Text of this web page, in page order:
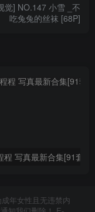
觉] NO.147 小雪 _不
吃兔兔的丝袜 [68P]
程 写真最新合集[91套]
年女性且无违禁内